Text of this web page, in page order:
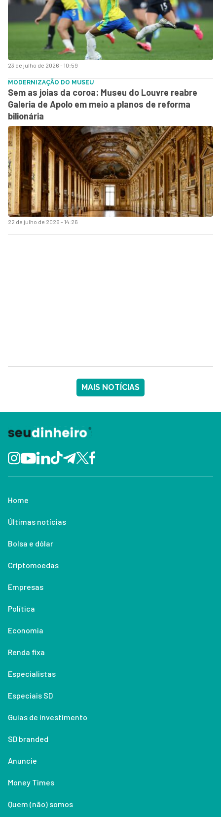
23 de julho de 2026 - 10:59
22 de julho de 2026 - 14:26
MODERNIZAÇÃO DO MUSEU
Sem as joias da coroa: Museu do Louvre reabre
Galeria de Apolo em meio a planos de reforma
bilionária
MAIS NOTÍCIAS
Home
Últimas notícias
Bolsa e dólar
Criptomoedas
Empresas
Política
Economia
Renda fixa
Especialistas
Especiais SD
Guias de investimento
SD branded
Anuncie
Money Times
Quem (não) somos